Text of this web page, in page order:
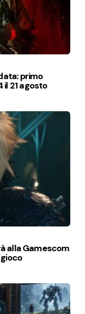
primo
21 agosto
alla Gamescom